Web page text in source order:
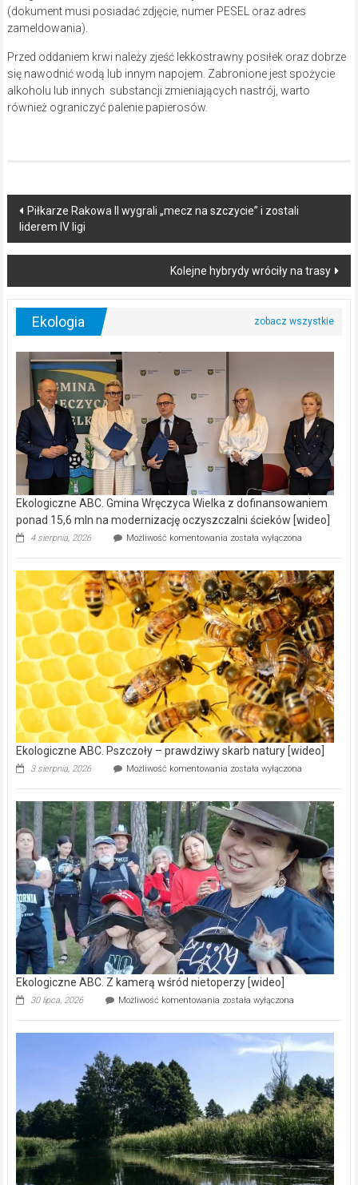
(dokument musi posiadać zdjęcie, numer PESEL oraz adres
zameldowania).
Przed oddaniem krwi należy zjeść lekkostrawny posiłek oraz dobrze
się nawodnić wodą lub innym napojem. Zabronione jest spożycie
alkoholu lub innych substancji zmieniających nastrój, warto
również ograniczyć palenie papierosów.
Post
navigation
Piłkarze Rakowa II wygrali „mecz na szczycie” i zostali
liderem IV ligi
Kolejne hybrydy wróciły na trasy
Ekologia
Ekologiczne ABC. Gmina Wręczyca Wielka z dofinansowaniem
ponad 15,6 mln na modernizację oczyszczalni ścieków [wideo]
4 sierpnia, 2026 Możliwość komentowania Ekologiczne
Wręczyca
Wielka
z
dofinansowaniem
ponad
15,6
mln
na
modernizację
oczyszczalni
ścieków
[wideo]
została wyłączona
Ekologiczne ABC. Pszczoły – prawdziwy skarb natury [wideo]
3 sierpnia, 2026 Możliwość komentowania Ekologiczne
–
prawdziwy
skarb
natury
[wideo]
została wyłączona
Ekologiczne ABC. Z kamerą wśród nietoperzy [wideo]
30 lipca, 2026 Możliwość komentowania Ekologiczne
kamerą
wśród
została wyłączona